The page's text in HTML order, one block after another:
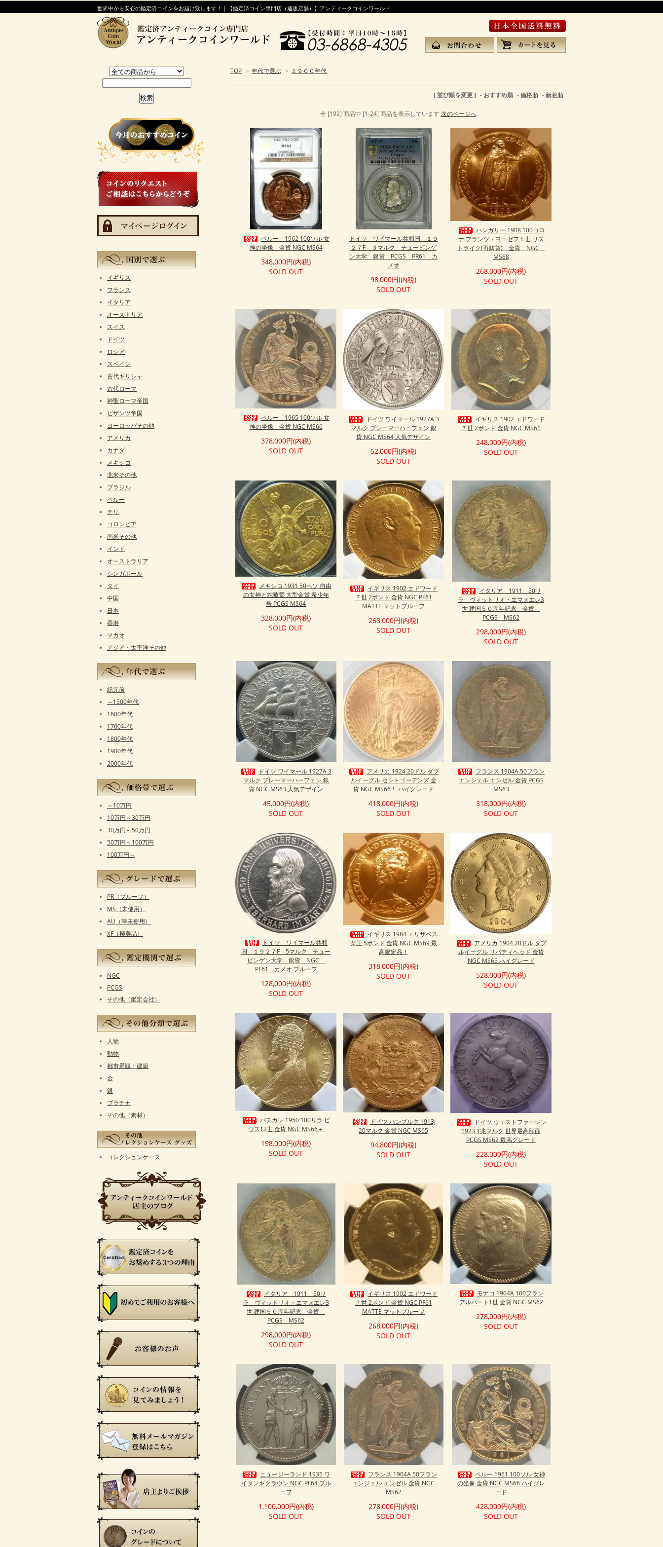
世界中から安心の鑑定済コインをお届け致します！｜【鑑定済コイン専門店（通販店舗）】アンティークコインワールド
TOP > 年代で選ぶ > １９００年代
[ 並び順を変更 ] - おすすめ順 -価格順 -新着順
全 [192] 商品中 [1-24] 商品を表示しています 次のページへ
ペルー 1962 100ソル 女
神の坐像 金貨 NGC MS64
348,000円(内税)
SOLD OUT
ドイツ ワイマール共和国 １９
２７F ３マルク チュービンゲ
ン大学 銀貨 PCGS PR61 カ
メオ
98,000円(内税)
SOLD OUT
ハンガリー 1908 100コロ
ナ フランツ・ヨーゼフ１世 リス
トライク(再鋳貨) 金貨 NGC
MS68
268,000円(内税)
SOLD OUT
ペルー 1965 100ソル 女
神の坐像 金貨 NGC MS66
378,000円(内税)
SOLD OUT
ドイツ ワイマール 1927A 3
マルク ブレーマーハーフェン 銀
貨 NGC MS64 人気デザイン
52,000円(内税)
SOLD OUT
イギリス 1902 エドワード
７世 2ポンド 金貨 NGC MS61
248,000円(内税)
SOLD OUT
メキシコ 1931 50ペソ 自由
の女神と蛇喰鷲 大型金貨 希少年
号 PCGS MS64
328,000円(内税)
SOLD OUT
イギリス 1902 エドワード
７世 2ポンド 金貨 NGC PF61
MATTE マットプルーフ
268,000円(内税)
SOLD OUT
イタリア 1911 50リ
ラ ヴィットリオ・エマヌエレ3
世 建国５０周年記念 金貨
PCGS MS62
298,000円(内税)
SOLD OUT
ドイツ ワイマール 1927A 3
マルク ブレーマーハーフェン 銀
貨 NGC MS63 人気デザイン
45,000円(内税)
SOLD OUT
アメリカ 1924 20ドル ダブ
ルイーグル セントゴーデンズ 金
貨 NGC MS66！ ハイグレード
418,000円(内税)
SOLD OUT
フランス 1904A 50フラン
エンジェル エンゼル 金貨 PCGS
MS63
318,000円(内税)
SOLD OUT
ドイツ ワイマール共和
国 １９２７F 5マルク チュー
ビンゲン大学 銀貨 NGC
PF61 カメオ プルーフ
128,000円(内税)
SOLD OUT
イギリス 1984 エリザベス
女王 5ポンド 金貨 NGC MS69 最
高鑑定品！
318,000円(内税)
SOLD OUT
アメリカ 1904 20ドル ダブ
ルイーグル リバティヘッド 金貨
NGC MS65 ハイグレード
528,000円(内税)
SOLD OUT
バチカン 1950 100リラ ピ
ウス12世 金貨 NGC MS66＋
198,000円(内税)
SOLD OUT
ドイツ ハンブルク 1913J
20マルク 金貨 NGC MS65
94,800円(内税)
SOLD OUT
ドイツ ウエストファーレン
1923 1兆マルク 世界最高額面
PCGS MS62 最高グレード
228,000円(内税)
SOLD OUT
イタリア 1911 50リ
ラ ヴィットリオ・エマヌエレ3
世 建国５０周年記念 金貨
PCGS MS62
298,000円(内税)
SOLD OUT
イギリス 1902 エドワード
７世 2ポンド 金貨 NGC PF61
MATTE マットプルーフ
268,000円(内税)
SOLD OUT
モナコ 1904A 100フラン
アルバート1世 金貨 NGC MS62
278,000円(内税)
SOLD OUT
ニュージーランド 1935 ワ
イタンギクラウン NGC PF64 プル
ーフ
1,100,000円(内税)
SOLD OUT
フランス 1904A 50フラン
エンジェル エンゼル 金貨 NGC
MS62
278,000円(内税)
SOLD OUT
ペルー 1961 100ソル 女神
の坐像 金貨 NGC MS66 ハイグレ
ード
428,000円(内税)
SOLD OUT
イギリス
フランス
イタリア
オーストリア
スイス
ドイツ
ロシア
スペイン
古代ギリシャ
古代ローマ
神聖ローマ帝国
ビザンツ帝国
ヨーロッパその他
アメリカ
カナダ
メキシコ
北米その他
ブラジル
ペルー
チリ
コロンビア
南米その他
インド
オーストラリア
シンガポール
タイ
中国
日本
香港
マカオ
アジア・太平洋その他
紀元前
～1500年代
1600年代
1700年代
1800年代
1900年代
2000年代
～10万円
10万円～30万円
30万円～50万円
50万円～100万円
100万円～
PR（プルーフ）
MS（未使用）
AU（準未使用）
XF（極美品）
NGC
PCGS
その他（鑑定会社）
人物
動物
都市景観・建築
金
銀
プラチナ
その他（素材）
コレクションケース